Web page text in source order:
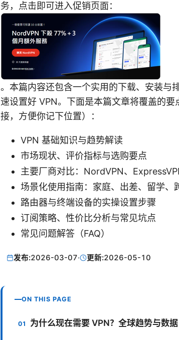
务，点击即可进入促销页面：
。本篇内容还包含一个实用的下载、安装与
速设置好 VPN。下面是本篇文章将覆盖的
接，方便你记下位置）：
VPN 基础知识与趋势解读
市场现状、评价指标与选购要点
主要厂商对比：NordVPN、
场景化使用指南：家庭、出差、留学、
路由器与终端设备的实操设置步骤
订阅策略、性价比分析与常见坑点
常见问题解答（FAQ）
发布:2026-03-07· 更新:2026-05-10
ON THIS PAGE
为什么现在需要 VPN？全球趋势与数据